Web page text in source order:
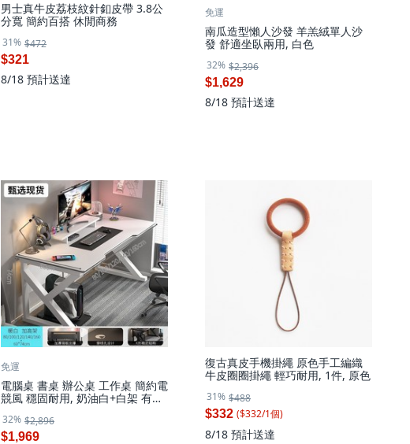
男士真牛皮荔枝紋針釦皮帶 3.8公
分寬 簡約百搭 休閒商務
31% $472
$321
8/18 預計送達
免運
南瓜造型懶人沙發 羊羔絨單人沙
發 舒適坐臥兩用, 白色
32% $2,396
$1,629
8/18 預計送達
免運
電腦桌 書桌 辦公桌 工作桌 簡約電
競風 穩固耐用, 奶油白+白架 有顯
32% $2,896
$1,969
復古真皮手機掛繩 原色手工編織
牛皮圈圈掛繩 輕巧耐用, 1件, 原色
31% $488
$332 ($332/1個)
8/18 預計送達